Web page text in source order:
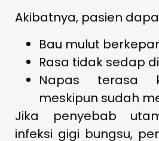
Akibatnya, pasien
Bau mulut
Rasa tidak sedap
Napas terasa
meskipun sudah
Jika penyebab
infeksi gigi bungsu,